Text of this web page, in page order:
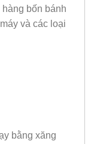
bốn bánh
và các loại
bằng xăng